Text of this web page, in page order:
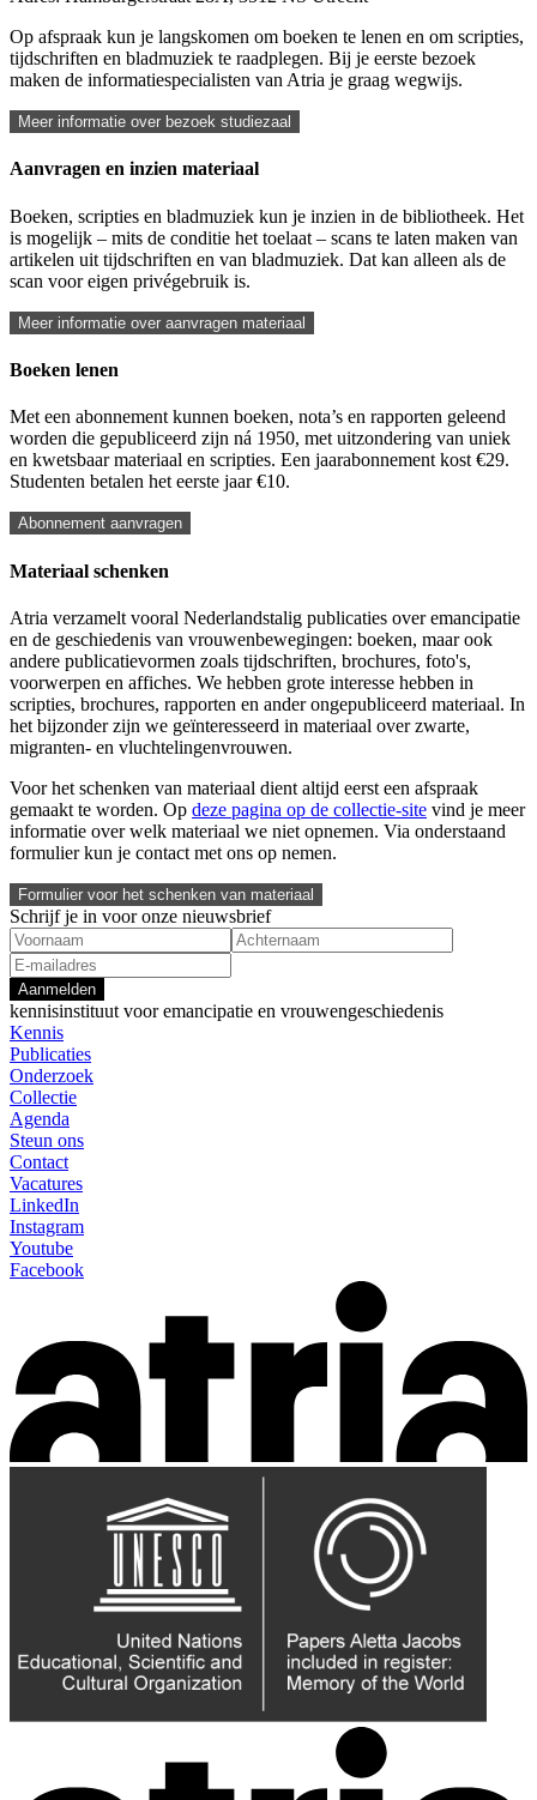
Op afspraak kun je langskomen om boeken te lenen en om scripties,
tijdschriften en bladmuziek te raadplegen. Bij je eerste bezoek
maken de informatiespecialisten van Atria je graag wegwijs.
Meer informatie over bezoek studiezaal
Aanvragen en inzien materiaal
Boeken, scripties en bladmuziek kun je inzien in de bibliotheek. Het
is mogelijk – mits de conditie het toelaat – scans te laten maken van
artikelen uit tijdschriften en van bladmuziek. Dat kan alleen als de
scan voor eigen privégebruik is.
Meer informatie over aanvragen materiaal
Boeken lenen
Met een abonnement kunnen boeken, nota’s en rapporten geleend
worden die gepubliceerd zijn ná 1950, met uitzondering van uniek
en kwetsbaar materiaal en scripties. Een jaarabonnement kost €29.
Studenten betalen het eerste jaar €10.
Abonnement aanvragen
Materiaal schenken
Atria verzamelt vooral Nederlandstalig publicaties over emancipatie
en de geschiedenis van vrouwenbewegingen: boeken, maar ook
andere publicatievormen zoals tijdschriften, brochures, foto's,
voorwerpen en affiches. We hebben grote interesse hebben in
scripties, brochures, rapporten en ander ongepubliceerd materiaal. In
het bijzonder zijn we geïnteresseerd in materiaal over zwarte,
migranten- en vluchtelingenvrouwen.
Voor het schenken van materiaal dient altijd eerst een afspraak
gemaakt te worden. Op deze pagina op de collectie-site vind je meer
informatie over welk materiaal we niet opnemen. Via onderstaand
formulier kun je contact met ons op nemen.
Formulier voor het schenken van materiaal
Schrijf je in voor onze nieuwsbrief
Aanmelden
kennisinstituut voor emancipatie en vrouwengeschiedenis
Kennis
Publicaties
Onderzoek
Collectie
Agenda
Steun ons
Contact
Vacatures
LinkedIn
Instagram
Youtube
Facebook